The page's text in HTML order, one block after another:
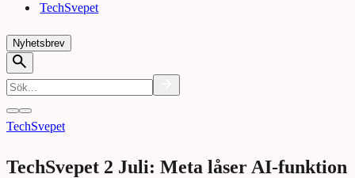
TechSvepet
Nyhetsbrev
TechSvepet
TechSvepet 2 Juli: Meta låser AI-funktion